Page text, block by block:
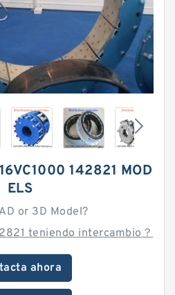
142821 MOD
ELS
or 3D Model?
teniendo intercambio？
ahora